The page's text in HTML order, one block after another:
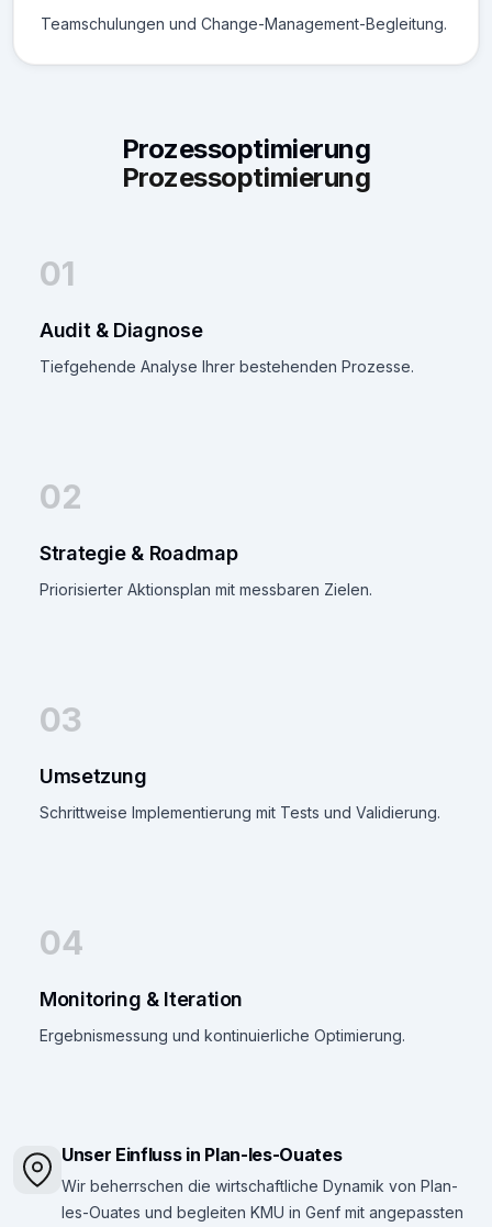
Teamschulungen und Change-Management-Begleitung.
Prozessoptimierung
Prozessoptimierung
01
Audit & Diagnose
Tiefgehende Analyse Ihrer bestehenden Prozesse.
02
Strategie & Roadmap
Priorisierter Aktionsplan mit messbaren Zielen.
03
Umsetzung
Schrittweise Implementierung mit Tests und Validierung.
04
Monitoring & Iteration
Ergebnismessung und kontinuierliche Optimierung.
Unser Einfluss in Plan-les-Ouates
Wir beherrschen die wirtschaftliche Dynamik von Plan-
les-Ouates und begleiten KMU in Genf mit angepassten